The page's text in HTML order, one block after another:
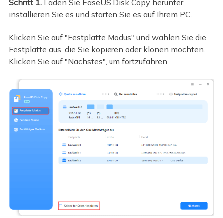
Schritt 1.Laden Sie EaseUS Disk Copy herunter,
installieren Sie es und starten Sie es auf Ihrem PC.
Klicken Sie auf "Festplatte Modus" und wählen Sie die
Festplatte aus, die Sie kopieren oder klonen möchten.
Klicken Sie auf "Nächstes", um fortzufahren.